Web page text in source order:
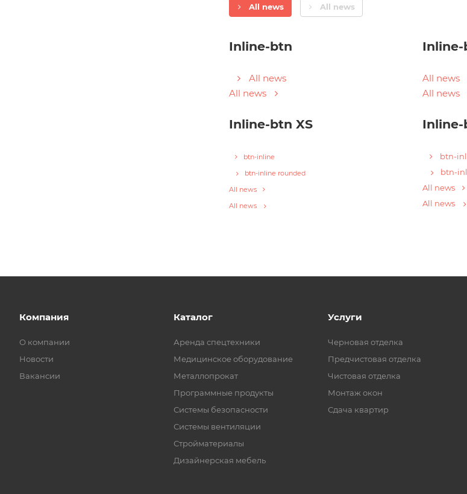
All news All news
Inline-btn
All news
All news
Inline-
All news
All news
Inline-btn XS
btn-inline
btn-inline rounded
All news
All news
Inline-
btn-
btn-
All news
All news
Компания
О компании
Новости
Вакансии
Каталог
Аренда спецтехники
Медицинское оборудование
Металлопрокат
Программные продукты
Системы безопасности
Системы вентиляции
Стройматериалы
Дизайнерская мебель
Услуги
Черновая отделка
Предчистовая отделка
Чистовая отделка
Монтаж окон
Сдача квартир